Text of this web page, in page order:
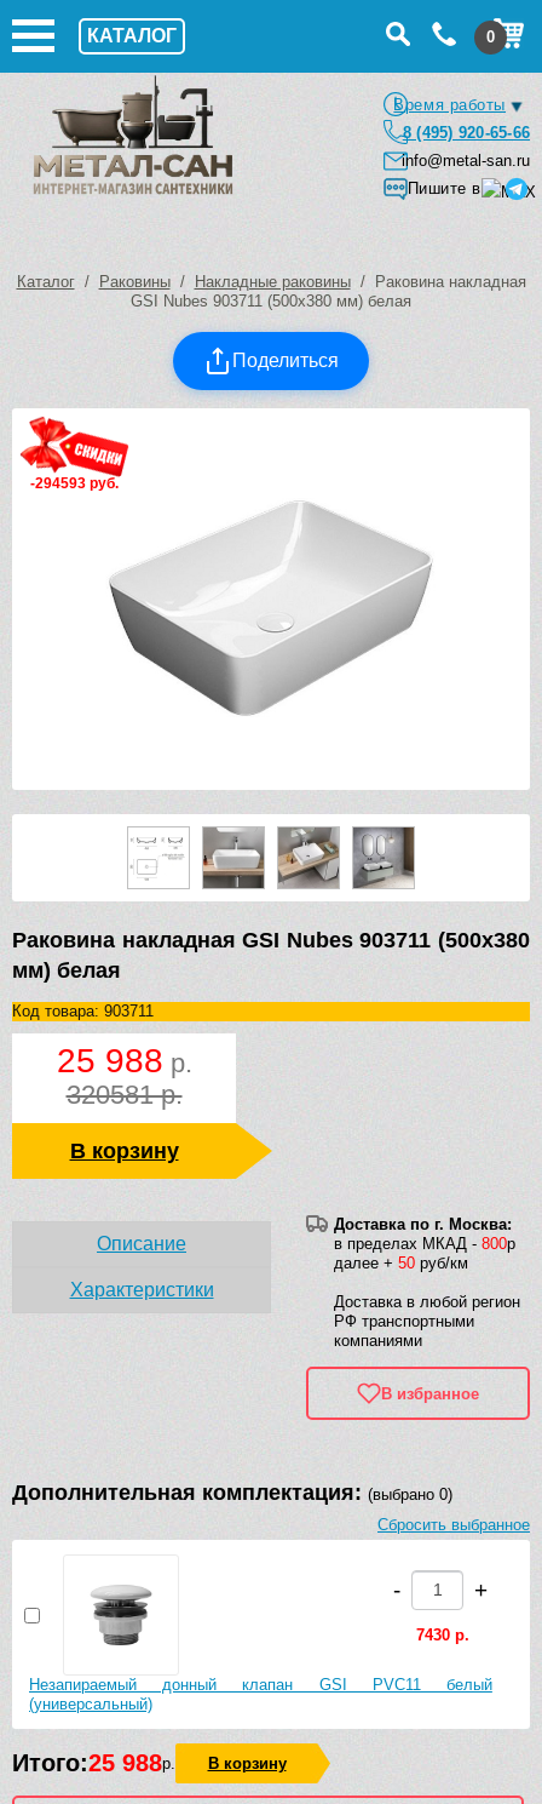
КАТАЛОГ 0
Время работы
8 (495) 920-65-66
info@metal-san.ru
Пишите в
Каталог/ Раковины/ Накладные раковины/ Раковина накладная
GSI Nubes 903711 (500х380 мм) белая
Поделиться
-294593 руб.
Раковина накладная GSI Nubes 903711 (500х380
мм) белая
Код товара: 903711
25 988 р.
320581 р.
В корзину
Доставка по г. Москва:
в пределах МКАД - 800р
далее + 50 руб/км
Доставка в любой регион
РФ транспортными
компаниями
В избранное
Описание
Характеристики
Дополнительная комплектация: (выбрано 0)
Сбросить выбранное
Незапираемый донный клапан GSI PVC11 белый
(универсальный)
- +
7430 р.
Итого:25 988р. В корзину